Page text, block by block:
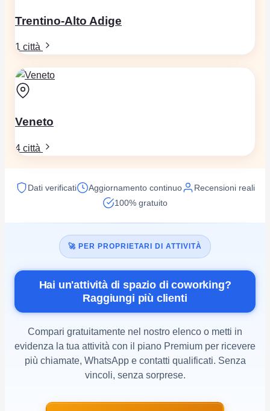
Trentino-Alto Adige
1 città
Veneto
4 città
Dati verificati Aggiornamento continuo
Recensioni reali
100% gratuito
🚀 PER PROPRIETARI DI ATTIVITÀ
Hai un'attività di spazio di coworking?
Raggiungi più clienti
Compari gratuitamente nel nostro elenco o metti in
evidenza la tua attività con il piano Premium per ricevere
più chiamate, WhatsApp e contatti qualificati. Senza
vincoli, senza sorprese.